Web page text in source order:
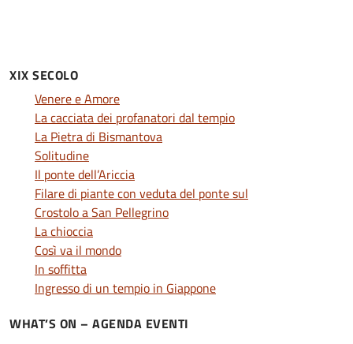
XIX SECOLO
Venere e Amore
La cacciata dei profanatori dal tempio
La Pietra di Bismantova
Solitudine
Il ponte dell’Ariccia
Filare di piante con veduta del ponte sul
Crostolo a San Pellegrino
La chioccia
Così va il mondo
In soffitta
Ingresso di un tempio in Giappone
WHAT’S ON – AGENDA EVENTI